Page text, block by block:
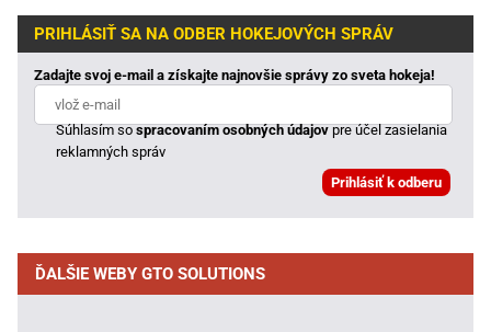
PRIHLÁSIŤ SA NA ODBER HOKEJOVÝCH SPRÁV
Zadajte svoj e-mail a získajte najnovšie správy zo sveta hokeja!
Súhlasím sospracovaním osobných údajovpre účel zasielania
reklamných správ
ĎALŠIE WEBY GTO SOLUTIONS